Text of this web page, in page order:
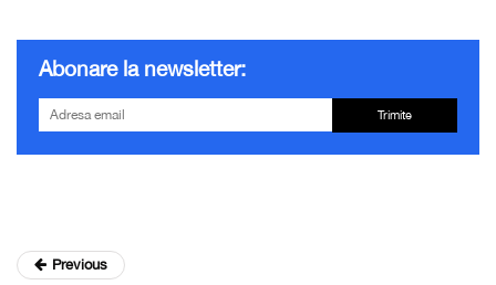
Abonare la newsletter:
Trimite
Previous